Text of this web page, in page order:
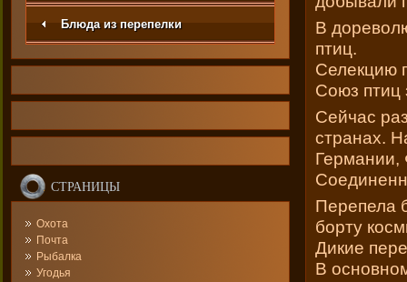
Блюда из перепелки
СТРАНИЦЫ
Охота
Почта
Рыбалка
Угодья
В
птиц.
Селекцию
Союз птиц
Сейчас
странах.
Германии,
Перепела
борту
Дикие
В